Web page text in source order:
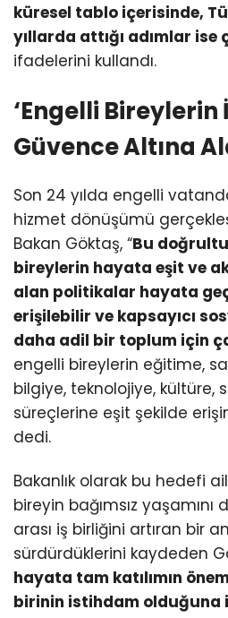
küresel tablo içerisinde,
yıllarda attığı adımlar ise
ifadelerini kullandı.
‘Engelli Bireylerin
Güvence Altına
Son 24 yılda engelli
hizmet dönüşümü
Bakan Göktaş, “Bu
bireylerin hayata eşit ve
alan politikalar hayata
erişilebilir ve kapsayıcı
daha adil bir toplum için
engelli bireylerin eğitime,
bilgiye, teknolojiye, kültüre,
süreçlerine eşit şekilde
dedi.
Bakanlık olarak bu hedefi
bireyin bağımsız
arası iş birliğini artıran bir
sürdürdüklerini kaydeden
hayata tam katılımın
birinin istihdam olduğuna